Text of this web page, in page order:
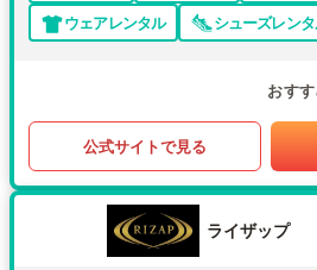
ウェアレンタル
シューズレン
おす
公式サイトで見る
ライザップ